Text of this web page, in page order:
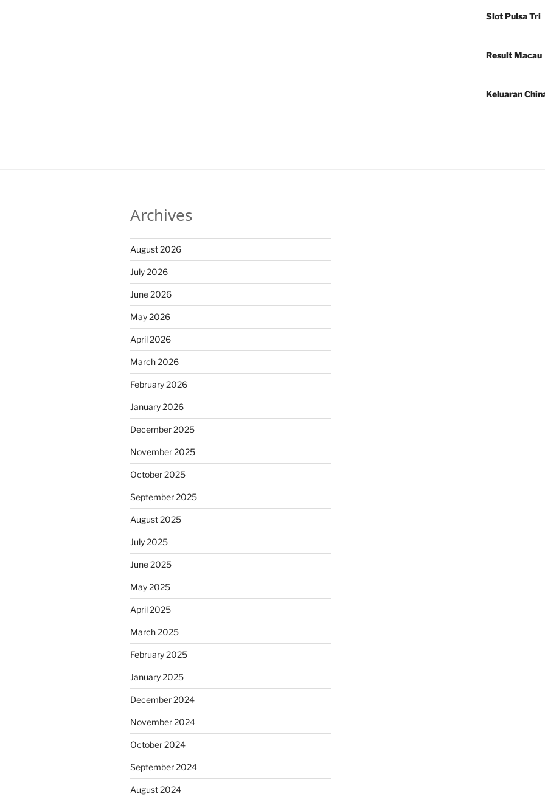
Slot Pulsa Tri
Result Macau
Keluaran
Archives
August 2026
July 2026
June 2026
May 2026
April 2026
March 2026
February 2026
January 2026
December 2025
November 2025
October 2025
September 2025
August 2025
July 2025
June 2025
May 2025
April 2025
March 2025
February 2025
January 2025
December 2024
November 2024
October 2024
September 2024
August 2024